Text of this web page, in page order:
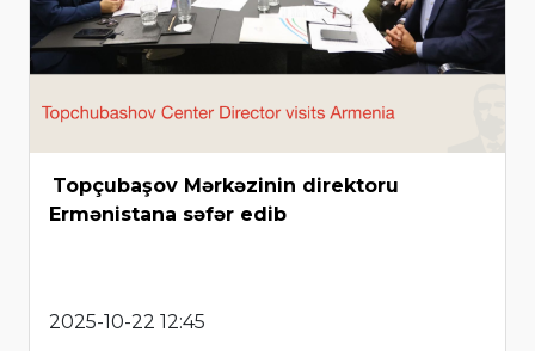
Topçubaşov Mərkəzinin direktoru
Ermənistana səfər edib
2025-10-22 12:45